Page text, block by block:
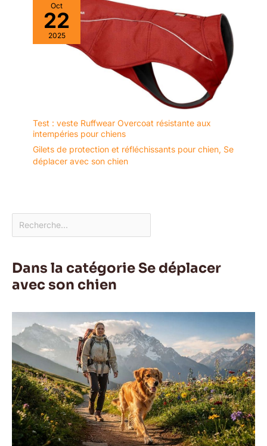
Oct
22
2025
Test : veste Ruffwear Overcoat résistante aux
intempéries pour chiens
Gilets de protection et réfléchissants pour chien, Se
déplacer avec son chien
Dans la catégorie Se déplacer
avec son chien